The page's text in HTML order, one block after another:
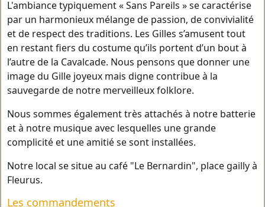
L'ambiance typiquement « Sans Pareils » se caractérise
par un harmonieux mélange de passion, de convivialité
et de respect des traditions. Les Gilles s’amusent tout
en restant fiers du costume qu’ils portent d’un bout à
l’autre de la Cavalcade. Nous pensons que donner une
image du Gille joyeux mais digne contribue à la
sauvegarde de notre merveilleux folklore.
Nous sommes également très attachés à notre batterie
et à notre musique avec lesquelles une grande
complicité et une amitié se sont installées.
Notre local se situe au café "Le Bernardin", place gailly à
Fleurus.
Les commandements